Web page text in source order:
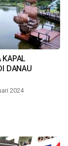
KAPAL
DANAU
2024